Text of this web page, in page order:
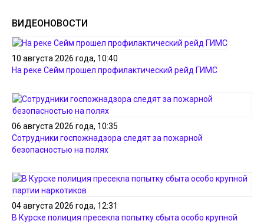
ВИДЕОНОВОСТИ
10 августа 2026 года, 10:40
На реке Сейм прошел профилактический рейд ГИМС
06 августа 2026 года, 10:35
Сотрудники госпожнадзора следят за пожарной
безопасностью на полях
04 августа 2026 года, 12:31
В Курске полиция пресекла попытку сбыта особо крупной